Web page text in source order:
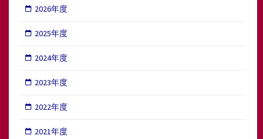
2026年度
2025年度
2024年度
2023年度
2022年度
2021年度